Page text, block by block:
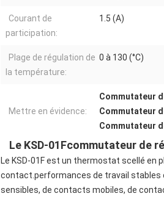
Courant de
participation:
1.5 (A)
Plage de régulation de
la température:
0 à 130 (°C)
Mettre en évidence:
Commutateur
Commutateur
Commutateur
Le KSD-01Fcommutateur de
Le KSD-01F est un thermostat scellé
contact.performances de travail stables
sensibles, de contacts mobiles, de